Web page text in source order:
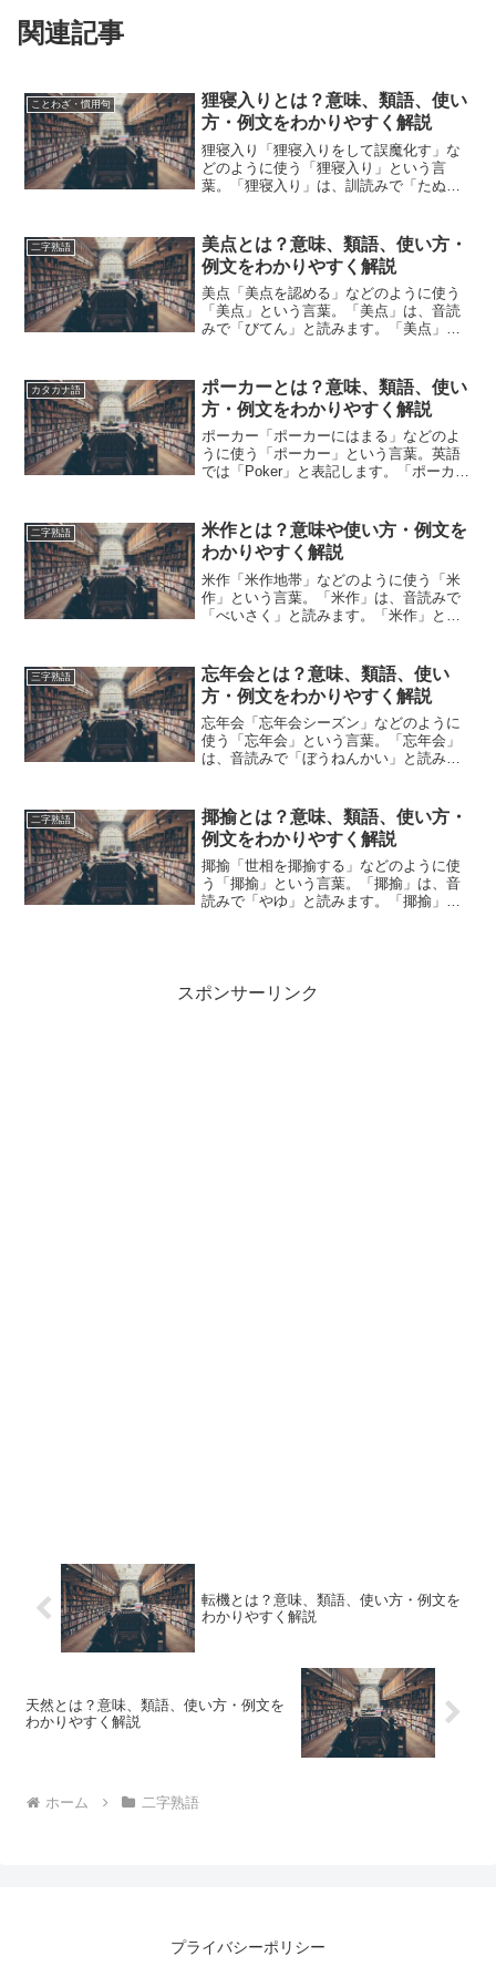
関連記事
ことわざ・慣用句
狸寝入りとは？意味、類語、使い
方・例文をわかりやすく解説
狸寝入り「狸寝入りをして誤魔化す」な
どのように使う「狸寝入り」という言
葉。「狸寝入り」は、訓読みで「たぬき
この記事では「狸寝入り」の意味や使い
方や類語について、小説などの...
二字熟語
美点とは？意味、類語、使い方・
例文をわかりやすく解説
美点「美点を認める」などのように使う
「美点」という言葉。「美点」は、音読
みで「びてん」と読みます。「美点」と
類語について、小説などの用例を紹介し
ながら、わかりやすく解説...
カタカナ語
ポーカーとは？意味、類語、使い
方・例文をわかりやすく解説
ポーカー「ポーカーにはまる」などのよ
うに使う「ポーカー」という言葉。英語
では「Poker」と表記します。「ポーカ
や使い方や類語について、小説などの用
例を紹介しながら、わ...
二字熟語
米作とは？意味や使い方・例文を
わかりやすく解説
米作「米作地帯」などのように使う「米
作」という言葉。「米作」は、音読みで
「べいさく」と読みます。「米作」と
ついて、小説などの用例を紹介して、わ
かりやすく解説していきます...
三字熟語
忘年会とは？意味、類語、使い
方・例文をわかりやすく解説
忘年会「忘年会シーズン」などのように
使う「忘年会」という言葉。「忘年会」
は、音読みで「ぼうねんかい」と読みま
会」の意味や使い方や類語について、小
説などの用例を紹介しながら...
二字熟語
揶揄とは？意味、類語、使い方・
例文をわかりやすく解説
揶揄「世相を揶揄する」などのように使
う「揶揄」という言葉。「揶揄」は、音
読みで「やゆ」と読みます。「揶揄」と
スポンサーリンク
転機とは？意味、類語、使い方・例文を
わかりやすく解説
天然とは？意味、類語、使い方・例文を
わかりやすく解説
ホーム 二字熟語
プライバシーポリシー